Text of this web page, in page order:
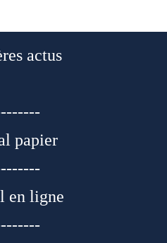
actus
papier
en ligne